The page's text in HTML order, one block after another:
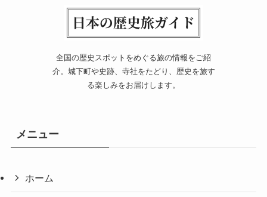
全国の歴史スポットをめぐる旅の情報をご紹
介。城下町や史跡、寺社をたどり、歴史を旅す
る楽しみをお届けします。
メニュー
ホーム